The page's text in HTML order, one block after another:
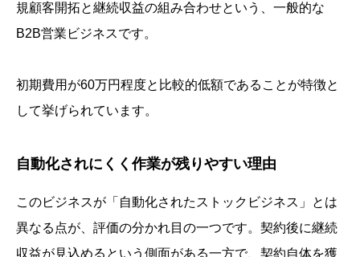
規顧客開拓と継続収益の組み合わせという、一般的な
B2B営業ビジネスです。
初期費用が60万円程度と比較的低額であることが特徴と
して挙げられています。
自動化されにくく作業が残りやすい理由
このビジネスが「自動化されたストックビジネス」とは
異なる点が、評価の分かれ目の一つです。契約後に継続
収益が見込めるという側面がある一方で、契約自体を獲